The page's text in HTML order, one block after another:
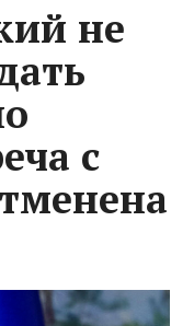
не
с